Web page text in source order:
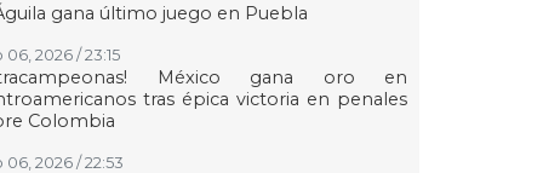
gana último juego en Puebla
06, 2026 / 23:15
México gana oro en
tras épica victoria en penales
Colombia
06, 2026 / 22:53